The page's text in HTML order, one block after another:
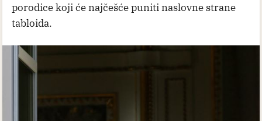
porodice koji će najčešće puniti naslovne strane
tabloida.